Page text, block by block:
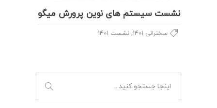
نشست سیستم های نوین پرورش میگو
سخنرانی ۱۴۰۱ , نشست ۱۴۰۱